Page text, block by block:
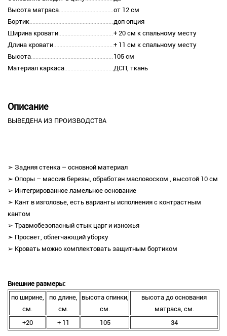
Высота матраса
от 12 см
Бортик
доп опция
Ширина кровати
+ 20 см к спальному месту
Длина кровати
+ 11 см к спальному месту
Высота
105 см
Материал каркаса
ДСП, ткань
Описание
ВЫВЕДЕНА ИЗ ПРОИЗВОДСТВА
➢ Задняя стенка – основной материал
➢ Опоры – массив березы, обработан масловоском , высотой 10 см
➢ Интегрированное ламельное основание
➢ Кант в изголовье, есть варианты исполнения с контрастным
кантом
➢ Травмобезопасный стык царг и изножья
➢ Просвет, облегчающий уборку
➢ Кровать можно комплектовать защитным бортиком
Внешние размеры:
по ширине,
см.
по длине,
см.
высота спинки,
см.
высота до основания
матраса, см.
+20
+ 11 105 34